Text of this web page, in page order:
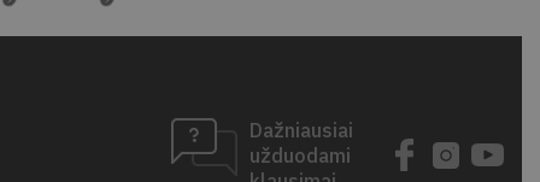
Dažniausiai
užduodami